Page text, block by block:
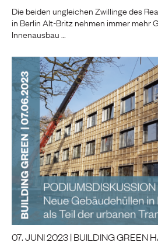
Die beiden ungleichen Zwillinge des
in Berlin Alt-Britz nehmen immer mehr
Innenausbau …
07. JUNI 2023 | BUILDING GREEN